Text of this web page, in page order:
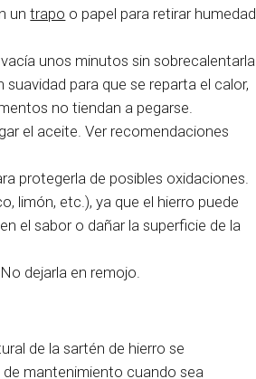
untrapo o papel para retirar humedad.
unos minutos sin sobrecalentarla
para que se reparta el calor,
no tiendan a pegarse.
el aceite. Ver recomendaciones
protegerla de posibles oxidaciones.
limón, etc.), ya que el hierro puede
el sabor o dañar la superficie de la
dejarla en remojo.
de la sartén de hierro se
mantenimiento cuando sea